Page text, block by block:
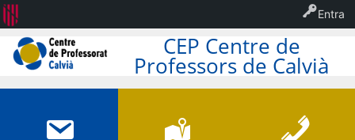
CEP Centre de
Professors de Calvià
Entra